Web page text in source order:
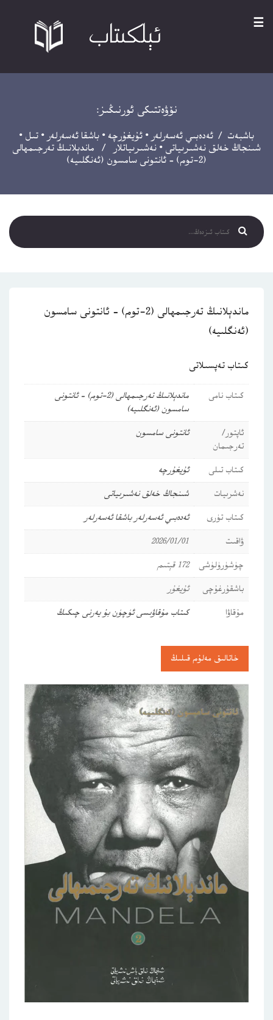
☰
نۆۋەتتىكى ئورنىڭىز:
باشبەت / ئەدەبىي ئەسەرلەر • ئۇيغۇرچە • باشقا ئەسەرلەر • تىل •
شىنجاڭ خەلق نەشىرىياتى • نەشىرىياتلار / ماندېلانىڭ تەرجىمھالى
(2-توم) – ئانتونى سامسون (ئەنگلىيە)
ماندېلانىڭ تەرجىمھالى (2-توم) – ئانتونى سامسون
(ئەنگلىيە)
كىتاب تەپسىلاتى
كىتاب نامى
ماندېلانىڭ تەرجىمھالى (2-توم) – ئانتونى
سامسون (ئەنگلىيە)
ئاپتور/
تەرجىمان
ئانتونى سامسون
كىتاب تىلى
ئۇيغۇرچە
نەشرىيات
شىنجاڭ خەلق نەشىرىياتى
كىتاب تۈرى
ئەدەبىي ئەسەرلەر باشقا ئەسەرلەر
ۋاقىت
2026/01/01
چۈشۈرۈلۈشى
172 قېتىم
باشقۇرغۇچى
ئۇيغۇر
مۇقاۋا
كىتاب مۇقاۋىسى ئۈچۈن بۇ يەرنى چىكىڭ
خاتالىق مەلۇم قىلىڭ